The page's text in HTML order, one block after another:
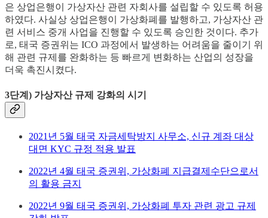
은 상업은행이 가상자산 관련 자회사를 설립할 수 있도록 허용
하였다. 사실상 상업은행이 가상화폐를 발행하고, 가상자산 관
련 서비스 중개 사업을 진행할 수 있도록 승인한 것이다. 추가
로, 태국 증권위는 ICO 과정에서 발생하는 어려움을 줄이기 위
해 관련 규제를 완화하는 등 빠르게 변화하는 산업의 성장을
더욱 촉진시켰다.
3단계) 가상자산 규제 강화의 시기
2021년 5월 태국 자금세탁방지 사무소, 신규 계좌 대상
대면 KYC 규정 적용 발표
2022년 4월 태국 증권위, 가상화폐 지급결제수단으로서
의 활용 금지
2022년 9월 태국 증권위, 가상화폐 투자 관련 광고 규제